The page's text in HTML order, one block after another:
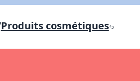
Produits cosmétiques